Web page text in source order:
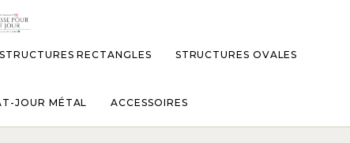
STRUCTURES RECTANGLES STRUCTURES OVALES
JOUR MÉTAL ACCESSOIRES